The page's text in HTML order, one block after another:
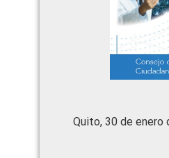
Quito, 30 de enero